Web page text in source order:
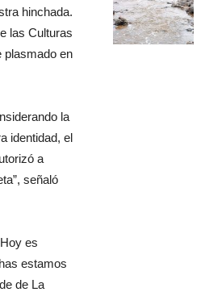
hinchada.
las Culturas
plasmado en
la
identidad, el
a
señaló
es
estamos
de La